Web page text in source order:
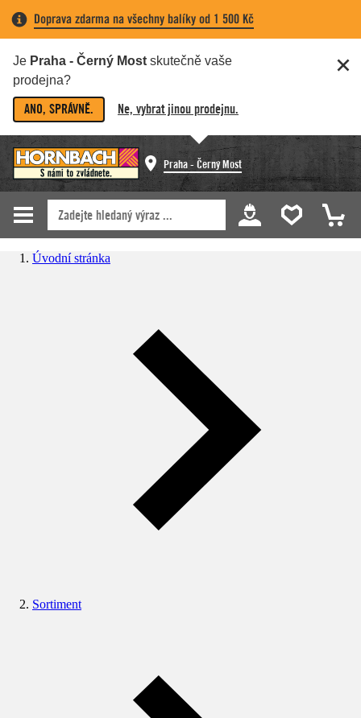
Doprava zdarma na všechny balíky od 1 500 Kč
Je Praha - Černý Most skutečně vaše
prodejna?
ANO, SPRÁVNĚ. Ne, vybrat jinou prodejnu.
Praha - Černý Most
Úvodní stránka
Sortiment